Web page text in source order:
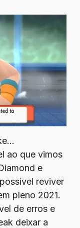
ao que vimos
e
reviver
pleno 2021.
de erros e
deixar a